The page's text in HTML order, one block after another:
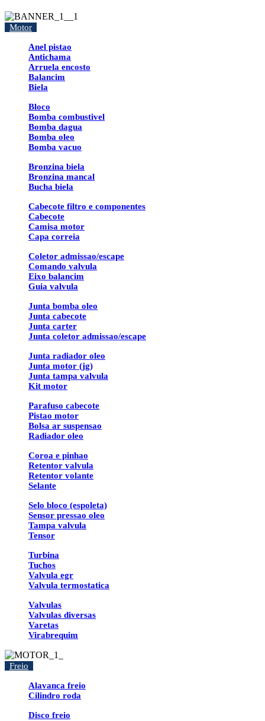
Motor
Anel pistao
Antichama
Arruela encosto
Balancim
Biela
Bloco
Bomba combustivel
Bomba dagua
Bomba oleo
Bomba vacuo
Bronzina biela
Bronzina mancal
Bucha biela
Cabecote filtro e componentes
Cabecote
Camisa motor
Capa correia
Coletor admissao/escape
Comando valvula
Eixo balancim
Guia valvula
Junta bomba oleo
Junta cabecote
Junta carter
Junta coletor admissao/escape
Junta radiador oleo
Junta motor (jg)
Junta tampa valvula
Kit motor
Parafuso cabecote
Pistao motor
Bolsa ar suspensao
Radiador oleo
Coroa e pinhao
Retentor valvula
Retentor volante
Selante
Selo bloco (espoleta)
Sensor pressao oleo
Tampa valvula
Tensor
Turbina
Tuchos
Valvula egr
Valvula termostatica
Valvulas
Valvulas diversas
Varetas
Virabrequim
Freio
Alavanca freio
Cilindro roda
Disco freio